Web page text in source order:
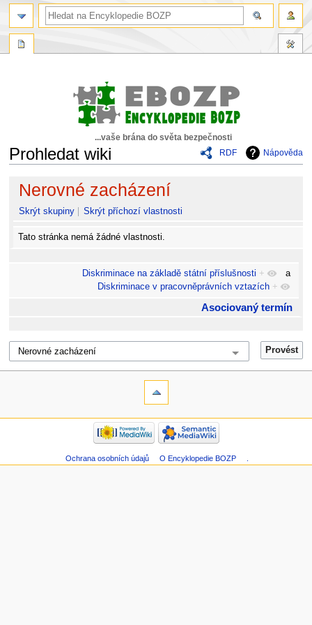
...vaše brána do světa bezpečnosti
RDF
Nápověda
Prohledat wiki
Skočit
navigaci
Skočit
vyhledávání
Nerovné zacházení
Skrýt skupiny Skrýt příchozí vlastnosti
Tato stránka nemá žádné vlastnosti.
Diskriminace na základě státní příslušnosti +
a
Diskriminace v pracovněprávních vztazích +
Asociovaný termín
Ochrana osobních údajů O Encyklopedie BOZP